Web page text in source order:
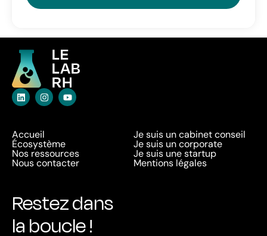
Accueil
Écosystème
Nos ressources
Nous contacter
Je suis un cabinet conseil
Je suis un corporate
Je suis une startup
Mentions légales
Restez dans
la boucle !